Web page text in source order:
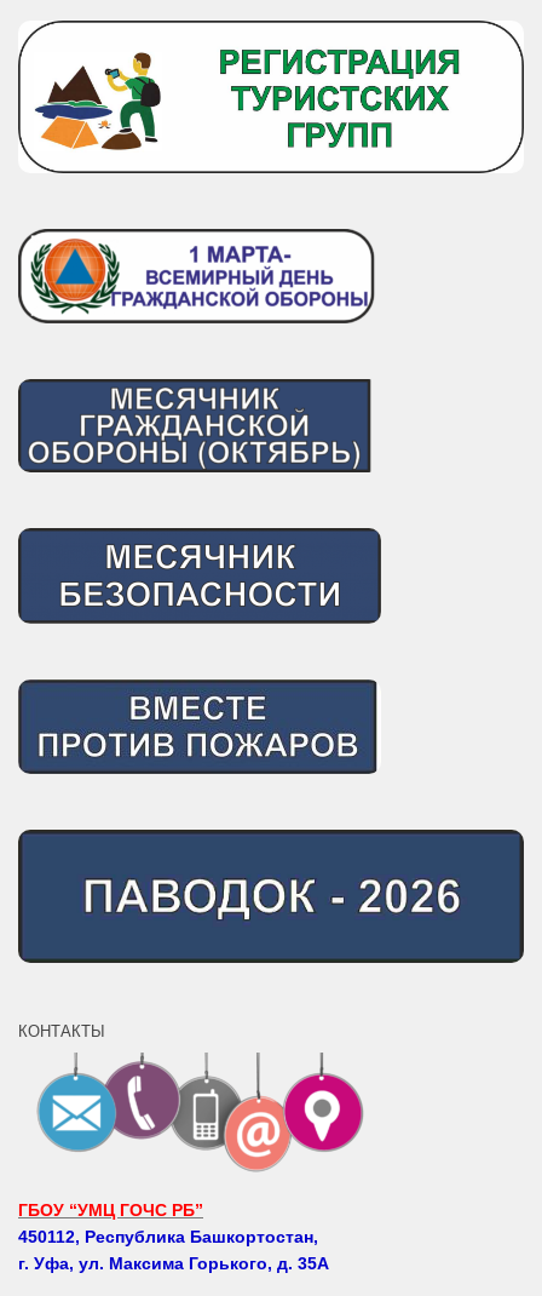
КОНТАКТЫ
ГБОУ “УМЦ ГОЧС РБ”
450112, Республика Башкортостан,
г. Уфа, ул. Максима Горького, д. 35А